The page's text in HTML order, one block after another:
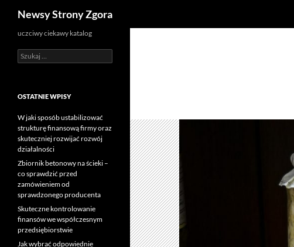
Newsy Strony Zgora
uczciwy ciekawy katalog
Szukaj:
OSTATNIE WPISY
W jaki sposób ustabilizować
strukturę finansową firmy oraz
skuteczniej rozwijać rozwój
działalności
Zbiornik betonowy na ścieki –
co sprawdzić przed
zamówieniem od
sprawdzonego producenta
Skuteczne kontrolowanie
finansów we współczesnym
przedsiębiorstwie
Jak wybrać odpowiednie